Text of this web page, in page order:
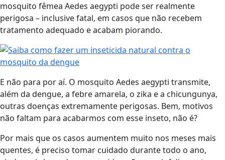
mosquito fêmea Aedes aegypti pode ser realmente
perigosa – inclusive fatal, em casos que não recebem
tratamento adequado e acabam piorando.
E não para por aí. O mosquito Aedes aegypti transmite,
além da dengue, a febre amarela, o zika e a chicungunya,
outras doenças extremamente perigosas. Bem, motivos
não faltam para acabarmos com esse inseto, não é?
Por mais que os casos aumentem muito nos meses mais
quentes, é preciso tomar cuidado durante todo o ano,